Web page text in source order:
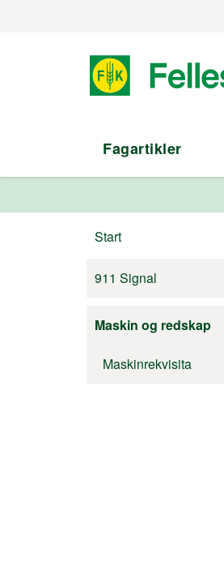
Fagartikler
Start
911 Signal
Maskin og redskap
Maskinrekvisita